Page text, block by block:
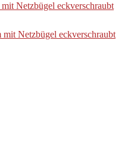
Netzbügel eckverschraubt
Netzbügel eckverschraubt